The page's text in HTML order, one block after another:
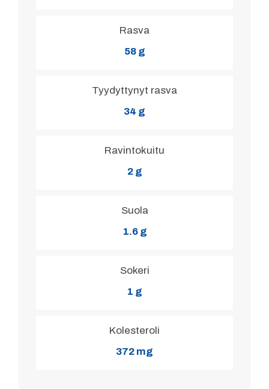
Rasva
58 g
Tyydyttynyt rasva
34 g
Ravintokuitu
2 g
Suola
1.6 g
Sokeri
1 g
Kolesteroli
372 mg